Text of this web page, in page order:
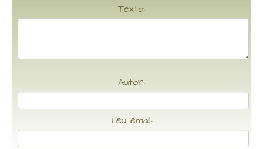
Texto:
Autor:
Teu email: